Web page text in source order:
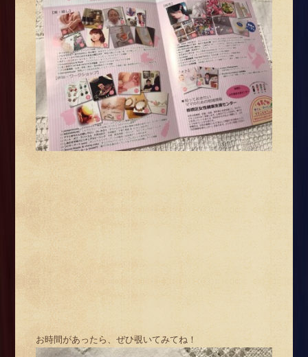
お時間があったら、ぜひ覗いてみてね！